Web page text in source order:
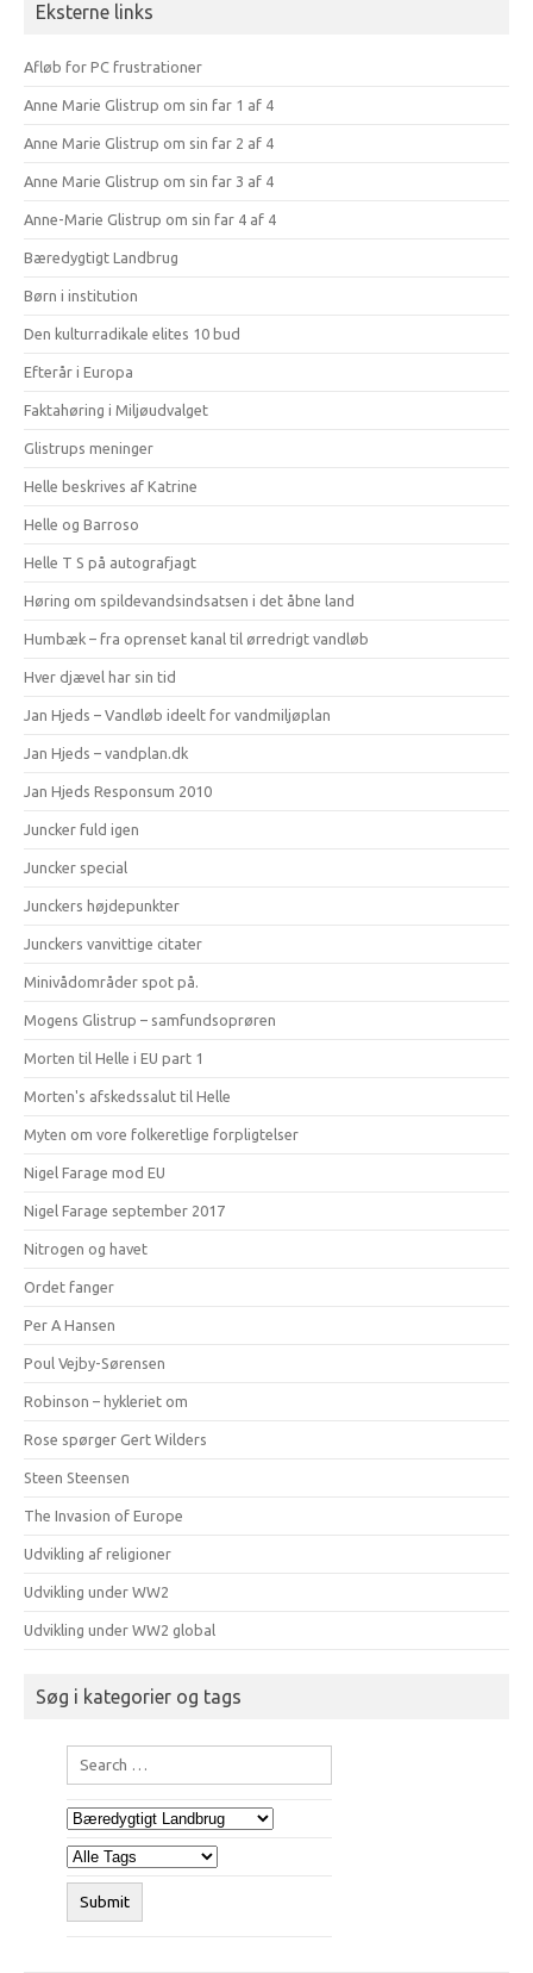
Eksterne links
Afløb for PC frustrationer
Anne Marie Glistrup om sin far 1 af 4
Anne Marie Glistrup om sin far 2 af 4
Anne Marie Glistrup om sin far 3 af 4
Anne-Marie Glistrup om sin far 4 af 4
Bæredygtigt Landbrug
Børn i institution
Den kulturradikale elites 10 bud
Efterår i Europa
Faktahøring i Miljøudvalget
Glistrups meninger
Helle beskrives af Katrine
Helle og Barroso
Helle T S på autografjagt
Høring om spildevandsindsatsen i det åbne land
Humbæk – fra oprenset kanal til ørredrigt vandløb
Hver djævel har sin tid
Jan Hjeds – Vandløb ideelt for vandmiljøplan
Jan Hjeds – vandplan.dk
Jan Hjeds Responsum 2010
Juncker fuld igen
Juncker special
Junckers højdepunkter
Junckers vanvittige citater
Minivådområder spot på.
Mogens Glistrup – samfundsoprøren
Morten til Helle i EU part 1
Morten's afskedssalut til Helle
Myten om vore folkeretlige forpligtelser
Nigel Farage mod EU
Nigel Farage september 2017
Nitrogen og havet
Ordet fanger
Per A Hansen
Poul Vejby-Sørensen
Robinson – hykleriet om
Rose spørger Gert Wilders
Steen Steensen
The Invasion of Europe
Udvikling af religioner
Udvikling under WW2
Udvikling under WW2 global
Søg i kategorier og tags